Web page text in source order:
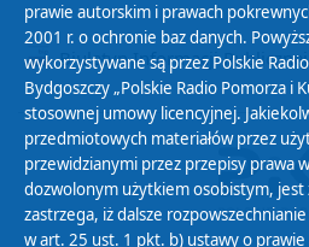
Biuletyn Informacji Publicznej
prawie autorskim i prawach
2001 r. o ochronie baz danych.
wykorzystywane są przez Polskie
Bydgoszczy „Polskie Radio Pomorza i
stosownej umowy licencyjnej.
przedmiotowych materiałów przez
przewidzianymi przez przepisy prawa
dozwolonym użytkiem osobistym, jest
zastrzega, iż dalsze
w art. 25 ust. 1 pkt. b) ustawy o